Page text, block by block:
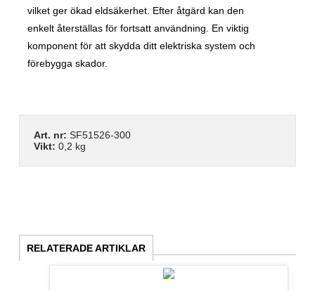
vilket ger ökad eldsäkerhet. Efter åtgärd kan den
enkelt återställas för fortsatt användning. En viktig
komponent för att skydda ditt elektriska system och
förebygga skador.
Art. nr: SF51526-300
Vikt: 0,2 kg
RELATERADE ARTIKLAR